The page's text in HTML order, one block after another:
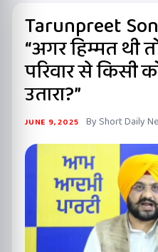
Tarunpreet
“अगर हिम्मत थी
परिवार से किसी
उतारा?”
JUNE 9, 2025 By Short Daily